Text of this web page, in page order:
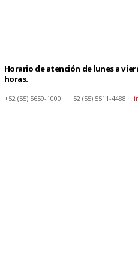
Horario de atención de lunes a
horas.
+52 (55) 5659-1000 | +52 (55) 5511-4488 |